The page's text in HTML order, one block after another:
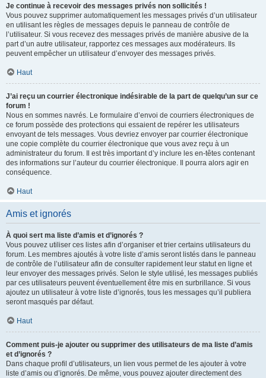
Je continue à recevoir des messages privés non sollicités !
Vous pouvez supprimer automatiquement les messages privés d’un utilisateur
en utilisant les règles de messages depuis le panneau de contrôle de
l’utilisateur. Si vous recevez des messages privés de manière abusive de la
part d’un autre utilisateur, rapportez ces messages aux modérateurs. Ils
peuvent empêcher un utilisateur d’envoyer des messages privés.
Haut
J’ai reçu un courrier électronique indésirable de la part de quelqu’un sur ce
forum !
Nous en sommes navrés. Le formulaire d’envoi de courriers électroniques de
ce forum possède des protections qui essaient de repérer les utilisateurs
envoyant de tels messages. Vous devriez envoyer par courrier électronique
une copie complète du courrier électronique que vous avez reçu à un
administrateur du forum. Il est très important d’y inclure les en-têtes contenant
des informations sur l’auteur du courrier électronique. Il pourra alors agir en
conséquence.
Haut
Amis et ignorés
À quoi sert ma liste d’amis et d’ignorés ?
Vous pouvez utiliser ces listes afin d’organiser et trier certains utilisateurs du
forum. Les membres ajoutés à votre liste d’amis seront listés dans le panneau
de contrôle de l’utilisateur afin de consulter rapidement leur statut en ligne et
leur envoyer des messages privés. Selon le style utilisé, les messages publiés
par ces utilisateurs peuvent éventuellement être mis en surbrillance. Si vous
ajoutez un utilisateur à votre liste d’ignorés, tous les messages qu’il publiera
seront masqués par défaut.
Haut
Comment puis-je ajouter ou supprimer des utilisateurs de ma liste d’amis
et d’ignorés ?
Dans chaque profil d’utilisateurs, un lien vous permet de les ajouter à votre
liste d’amis ou d’ignorés. De même, vous pouvez ajouter directement des